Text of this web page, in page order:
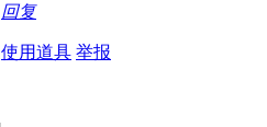
回复
使用道具 举报